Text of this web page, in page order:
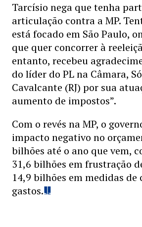
Tarcísio nega que tenha
articulação contra a MP.
está focado em São Paulo,
que quer concorrer à
entanto, recebeu
do líder do PL na Câmara,
Cavalcante (RJ) por sua
aumento de impostos”.
Com o revés na MP, o
impacto negativo no
bilhões até o ano que vem,
31,6 bilhões em frustração
14,9 bilhões em medidas de
gastos.